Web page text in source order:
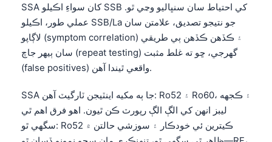
SSA کان سواءِ اڪيلو SSB کي احتياط سان سنڀاليو وڃي ٿو.
عملي طور، اڪيلو SSB/La جو نتيجو تصديق، علامتن سان
لاڳاپو (symptom correlation) ۽ ڪڏهن ڪڏهن ٻي طريقي
سان ٻيهر جاچ (repeat testing) گهرجي، ڇو ته غلط مثبت
(false positives) واقعي ٿيندا آهن.
SSA جا ٻه مکيه اينٽيجن ٽارگيٽ آهن: Ro52 ۽ Ro60، ۽ ڪجهه
ليبز انهن کي الڳ الڳ رپورٽ ڪن ٿيون. اهو فرق اهم ٿي
سگهي ٿو: Ro52 ڪيترين ئي خودڪار ۽ سوزشي حالتن ۾